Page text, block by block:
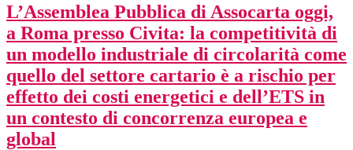
L’Assemblea Pubblica di Assocarta oggi,
a Roma presso Civita: la competitività di
un modello industriale di circolarità come
quello del settore cartario è a rischio per
effetto dei costi energetici e dell’ETS in
un contesto di concorrenza europea e
global